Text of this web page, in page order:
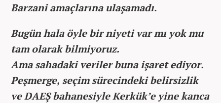
Barzani amaçlarına ulaşamadı.
Bugün hala öyle bir niyeti var mı yok mu
tam olarak bilmiyoruz.
Ama sahadaki veriler buna işaret ediyor.
Peşmerge, seçim sürecindeki belirsizlik
ve DAEŞ bahanesiyle Kerkük’e yine kanca